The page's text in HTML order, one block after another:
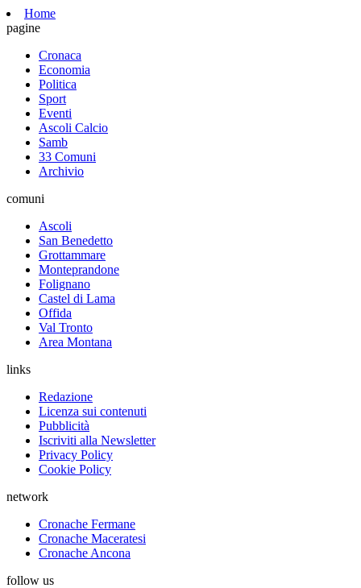
Home
pagine
Cronaca
Economia
Politica
Sport
Eventi
Ascoli Calcio
Samb
33 Comuni
Archivio
comuni
Ascoli
San Benedetto
Grottammare
Monteprandone
Folignano
Castel di Lama
Offida
Val Tronto
Area Montana
links
Redazione
Licenza sui contenuti
Pubblicità
Iscriviti alla Newsletter
Privacy Policy
Cookie Policy
network
Cronache Fermane
Cronache Maceratesi
Cronache Ancona
follow us